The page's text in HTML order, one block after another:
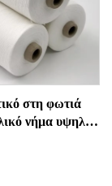
στη φωτιά
νήμα υψηλού